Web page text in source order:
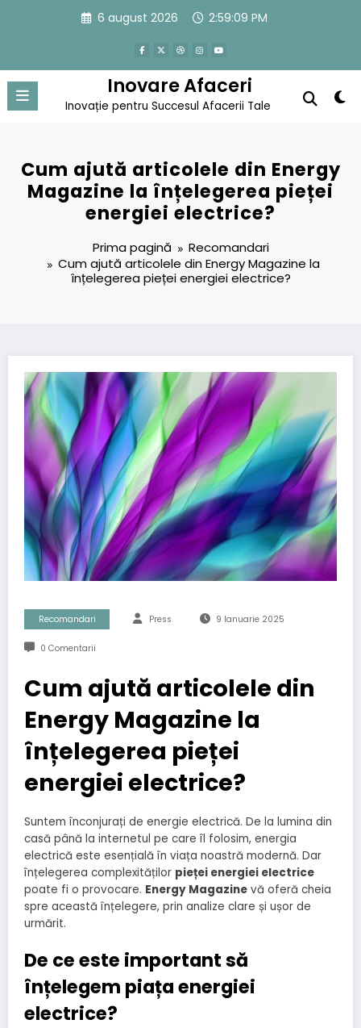
6 august 2026 2:59:09 PM
Inovare Afaceri
Inovație pentru Succesul Afacerii Tale
Cum ajută articolele din Energy
Magazine la înțelegerea pieței
energiei electrice?
Prima pagină
Recomandari
Cum ajută articolele din Energy Magazine la
înțelegerea pieței energiei electrice?
Recomandari Press 9 Ianuarie 2025
0 Comentarii
Cum ajută articolele din
Energy Magazine la
înțelegerea pieței
energiei electrice?
Suntem înconjurați de energie electrică. De la lumina din
casă până la internetul pe care îl folosim, energia
electrică este esențială în viața noastră modernă. Dar
înțelegerea complexităților pieței energiei electrice
poate fi o provocare. Energy Magazine vă oferă cheia
spre această înțelegere, prin analize clare și ușor de
urmărit.
De ce este important să
înțelegem piața energiei
electrice?